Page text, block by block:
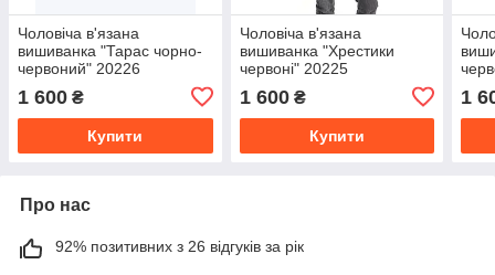
Чоловіча в'язана
вишиванка "Тарас чорно-
червоний" 20226
1 600 ₴
Купити
Чоловіча в'язана
вишиванка "Хрестики
червоні" 20225
1 600₴
Купити
1
Про нас
92% позитивних з 26 відгуків за рік